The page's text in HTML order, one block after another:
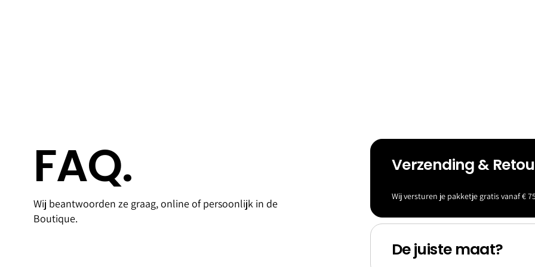
Access
oires
Goldfield &
Banks
Baller
ina's
FAQ.
Wij beantwoorden ze graag, online of persoonlijk in de
Boutique.
Verzending &
Wij versturen je pakketje gratis vanaf €
De juiste maat?